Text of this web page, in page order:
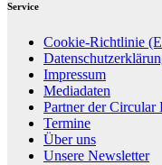
Service
Cookie-Richtlinie
Impressum
Mediadaten
Partner der Circular
Termine
Über uns
Unsere Newsletter